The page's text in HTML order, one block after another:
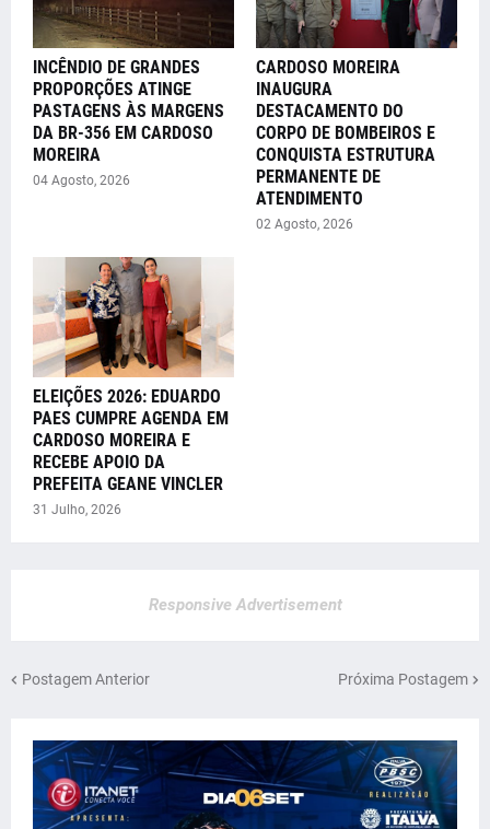
INCÊNDIO DE GRANDES
PROPORÇÕES ATINGE
PASTAGENS ÀS MARGENS
DA BR-356 EM CARDOSO
MOREIRA
04 Agosto, 2026
CARDOSO MOREIRA
INAUGURA
DESTACAMENTO DO
CORPO DE BOMBEIROS E
CONQUISTA ESTRUTURA
PERMANENTE DE
ATENDIMENTO
02 Agosto, 2026
ELEIÇÕES 2026: EDUARDO
PAES CUMPRE AGENDA EM
CARDOSO MOREIRA E
RECEBE APOIO DA
PREFEITA GEANE VINCLER
31 Julho, 2026
Responsive Advertisement
Postagem Anterior Próxima Postagem